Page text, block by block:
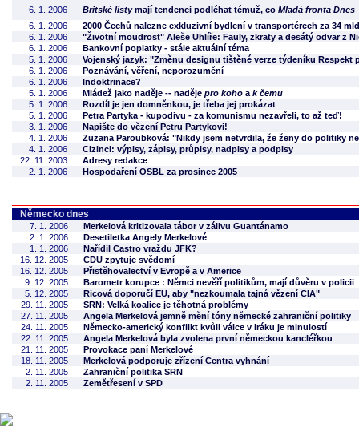
6. 1. 2006
Britské listymají tendenci podléhat témuž, co Mladá fronta Dnes
6. 1. 2006
2000 Čechů nalezne exkluzivní bydlení v transportérech za 34
6. 1. 2006
"Životní moudrost" Aleše Uhlíře: Fauly, zkraty a desátý odvar z
6. 1. 2006
Bankovní poplatky - stále aktuální téma
5. 1. 2006
Vojenský jazyk: "Změnu designu tištěné verze týdeníku Respekt
6. 1. 2006
Poznávání, věření, neporozumění
6. 1. 2006
Indoktrinace?
5. 1. 2006
Mládež jako naděje -- naděje pro koho a k čemu
5. 1. 2006
Rozdíl je jen domněnkou, je třeba jej prokázat
5. 1. 2006
Petra Partyka - kupodivu - za komunismu nezavřeli, to až teď!
3. 1. 2006
Napište do vězení Petru Partykovi!
4. 1. 2006
Zuzana Paroubková: "Nikdy jsem netvrdila, že ženy do politiky
4. 1. 2006
Cizinci: výpisy, zápisy, průpisy, nadpisy a podpisy
22. 11. 2003
Adresy redakce
2. 1. 2006
Hospodaření OSBL za prosinec 2005
Německo dnes
7. 1. 2006
Merkelová kritizovala tábor v zálivu Guantánamo
2. 1. 2006
Desetiletka Angely Merkelové
1. 1. 2006
Nařídil Castro vraždu JFK?
16. 12. 2005
CDU zpytuje svědomí
16. 12. 2005
Přistěhovalectví v Evropě a v Americe
9. 12. 2005
Barometr korupce : Němci nevěří politikům, mají důvěru v policii
5. 12. 2005
Ricová doporučí EU, aby "nezkoumala tajná vězení CIA"
29. 11. 2005
SRN: Velká koalice je těhotná problémy
27. 11. 2005
Angela Merkelová jemně mění tóny německé zahraniční politiky
24. 11. 2005
Německo-americký konflikt kvůli válce v Iráku je minulostí
22. 11. 2005
Angela Merkelová byla zvolena první německou kancléřkou
21. 11. 2005
Provokace paní Merkelové
18. 11. 2005
Merkelová podporuje zřízení Centra vyhnání
2. 11. 2005
Zahraniční politika SRN
2. 11. 2005
Zemětřesení v SPD